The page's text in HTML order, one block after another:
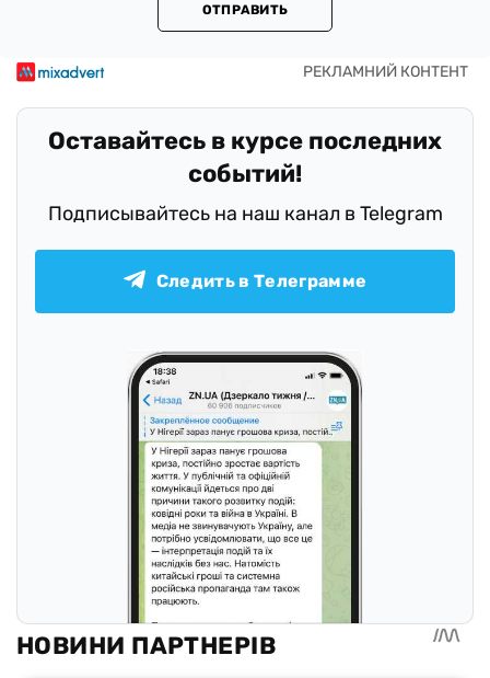
ОТПРАВИТЬ
Оставайтесь в курсе последних
событий!
Подписывайтесь на наш канал в Telegram
Следить в Телеграмме